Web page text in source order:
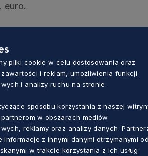
euro.
to MINDTHEGEPS.
poprzez wdrożenie
Kierownik Zakładu
UG i GUMed. W
– Wdrożony plan równego
kierowniczych oraz
pliki cookie w celu dostosowania oraz
i reklam, umożliwienia funkcji
i analizy ruchu na stronie.
sposobu korzystania z naszej
w obszarach mediów
reklamy oraz analizy danych.
informacje z innymi danymi otrzymanymi od
w trakcie korzystania z ich usług.